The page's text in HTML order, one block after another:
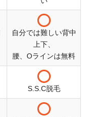
自分では難しい背中
上下、
腰、Oラインは無料
S.S.C脱毛